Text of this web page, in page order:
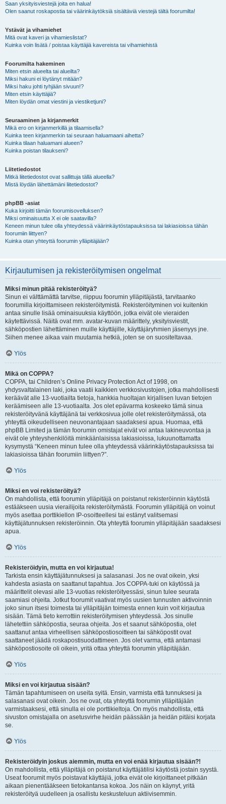
Saan yksityisviestejä joita en halua!
Olen saanut roskapostia tai väärinkäytöksiä sisältäviä viestejä tältä foorumilta!
Ystävät ja vihamiehet
Mitä ovat kaveri ja vihamieslistat?
Kuinka voin lisätä / poistaa käyttäjiä kavereista tai vihamiehistä
Foorumilta hakeminen
Miten etsin alueelta tai alueilta?
Miksi hakuni ei löytänyt mitään?
Miksi haku johti tyhjään sivuun!?
Miten etsin käyttäjiä?
Miten löydän omat viestini ja viestiketjuni?
Seuraaminen ja kirjanmerkit
Mikä ero on kirjanmerkillä ja tilaamisella?
Kuinka teen kirjanmerkin tai seuraan haluamaani aihetta?
Kuinka tilaan haluamani alueen?
Kuinka poistan tilaukseni?
Liitetiedostot
Mitkä liitetiedostot ovat sallittuja tällä alueella?
Mistä löydän lähettämäni liitetiedostot?
phpBB -asiat
Kuka kirjoitti tämän foorumisovelluksen?
Miksi ominaisuutta X ei ole saatavilla?
Keneen minun tulee olla yhteydessä väärinkäytöstapauksissa tai lakiasioissa tähän
foorumiin liittyen?
Kuinka otan yhteyttä foorumin ylläpitäjään?
Kirjautumisen ja rekisteröitymisen ongelmat
Miksi minun pitää rekisteröityä?
Sinun ei välttämättä tarvitse, riippuu foorumin ylläpitäjästä, tarvitaanko
foorumilla kirjoittamiseen rekisteröitymistä. Rekisteröityminen voi kuitenkin
antaa sinulle lisää ominaisuuksia käyttöön, jotka eivät ole vieraiden
käytettävissä. Näitä ovat mm. avatar-kuvan määrittely, yksityisviestit,
sähköpostien lähettäminen muille käyttäjille, käyttäjäryhmien jäsenyys jne.
Siihen menee aikaa vain muutamia hetkiä, joten se on suositeltavaa.
Ylös
Mikä on COPPA?
COPPA, tai Children’s Online Privacy Protection Act of 1998, on
yhdysvaltalainen laki, joka vaatii kaikkien verkkosivustojen, jotka mahdollisesti
keräävät alle 13-vuotiailta tietoja, hankkia huoltajan kirjallisen luvan tietojen
keräämiseen alle 13-vuotiaalta. Jos olet epävarma koskeeko tämä sinua
rekisteröityvänä käyttäjänä tai verkkosivua jolle olet rekisteröitymässä, ota
yhteyttä oikeudelliseen neuvonantajaan saadaksesi apua. Huomaa, että
phpBB Limited ja tämän foorumin omistajat eivät voi antaa lakineuvontaa ja
eivät ole yhteyshenkilöitä minkäänlaisissa lakiasioissa, lukuunottamatta
kysymystä “Keneen minun tulee olla yhteydessä väärinkäytöstapauksissa tai
lakiasioissa tähän foorumiin liittyen?”.
Ylös
Miksi en voi rekisteröityä?
On mahdollista, että foorumin ylläpitäjä on poistanut rekisteröinnin käytöstä
estääkseen uusia vierailijoita rekisteröitymästä. Foorumin ylläpitäjä on voinut
myös asettaa porttikiellon IP-osoitteellesi tai estänyt valitsemasi
käyttäjätunnuksen rekisteröinnin. Ota yhteyttä foorumin ylläpitäjään saadaksesi
apua.
Ylös
Rekisteröidyin, mutta en voi kirjautua!
Tarkista ensin käyttäjätunnuksesi ja salasanasi. Jos ne ovat oikein, yksi
kahdesta asiasta on saattanut tapahtua. Jos COPPA-tuki on käytössä ja
määrittelit olevasi alle 13-vuotias rekisteröityessäsi, sinun tulee seurata
saamiasi ohjeita. Jotkut foorumit vaativat myös uusien tunnusten aktivoinnin
joko sinun itsesi toimesta tai ylläpitäjän toimesta ennen kuin voit kirjautua
sisään. Tämä tieto kerrottiin rekisteröitymisen yhteydessä. Jos sinulle
lähetettiin sähköpostia, seuraa ohjeita. Jos et saanut sähköpostia, olet
saattanut antaa virheellisen sähköpostiosoitteen tai sähköpostit ovat
saattaneet jäädä roskapostisuodattimeen. Jos olet varma, että antamasi
sähköpostiosoite oli oikein, yritä ottaa yhteyttä foorumin ylläpitäjään.
Ylös
Miksi en voi kirjautua sisään?
Tämän tapahtumiseen on useita syitä. Ensin, varmista että tunnuksesi ja
salasanasi ovat oikein. Jos ne ovat, ota yhteyttä foorumin ylläpitäjään
varmistaaksesi, että sinulla ei ole porttikieltoja. On myös mahdollista, että
sivuston omistajalla on asetusvirhe heidän päässään ja heidän pitäisi korjata
se.
Ylös
Rekisteröidyin joskus aiemmin, mutta en voi enää kirjautua sisään?!
On mahdollista, että ylläpitäjä on poistanut käyttäjätilisi käytöstä jostain syystä.
Useat foorumit myös poistavat käyttäjiä, jotka eivät ole kirjoittaneet pitkään
aikaan pienentääkseen tietokantansa kokoa. Jos näin on käynyt, yritä
rekisteröityä uudelleen ja osallistu keskusteluun aktiivisemmin.